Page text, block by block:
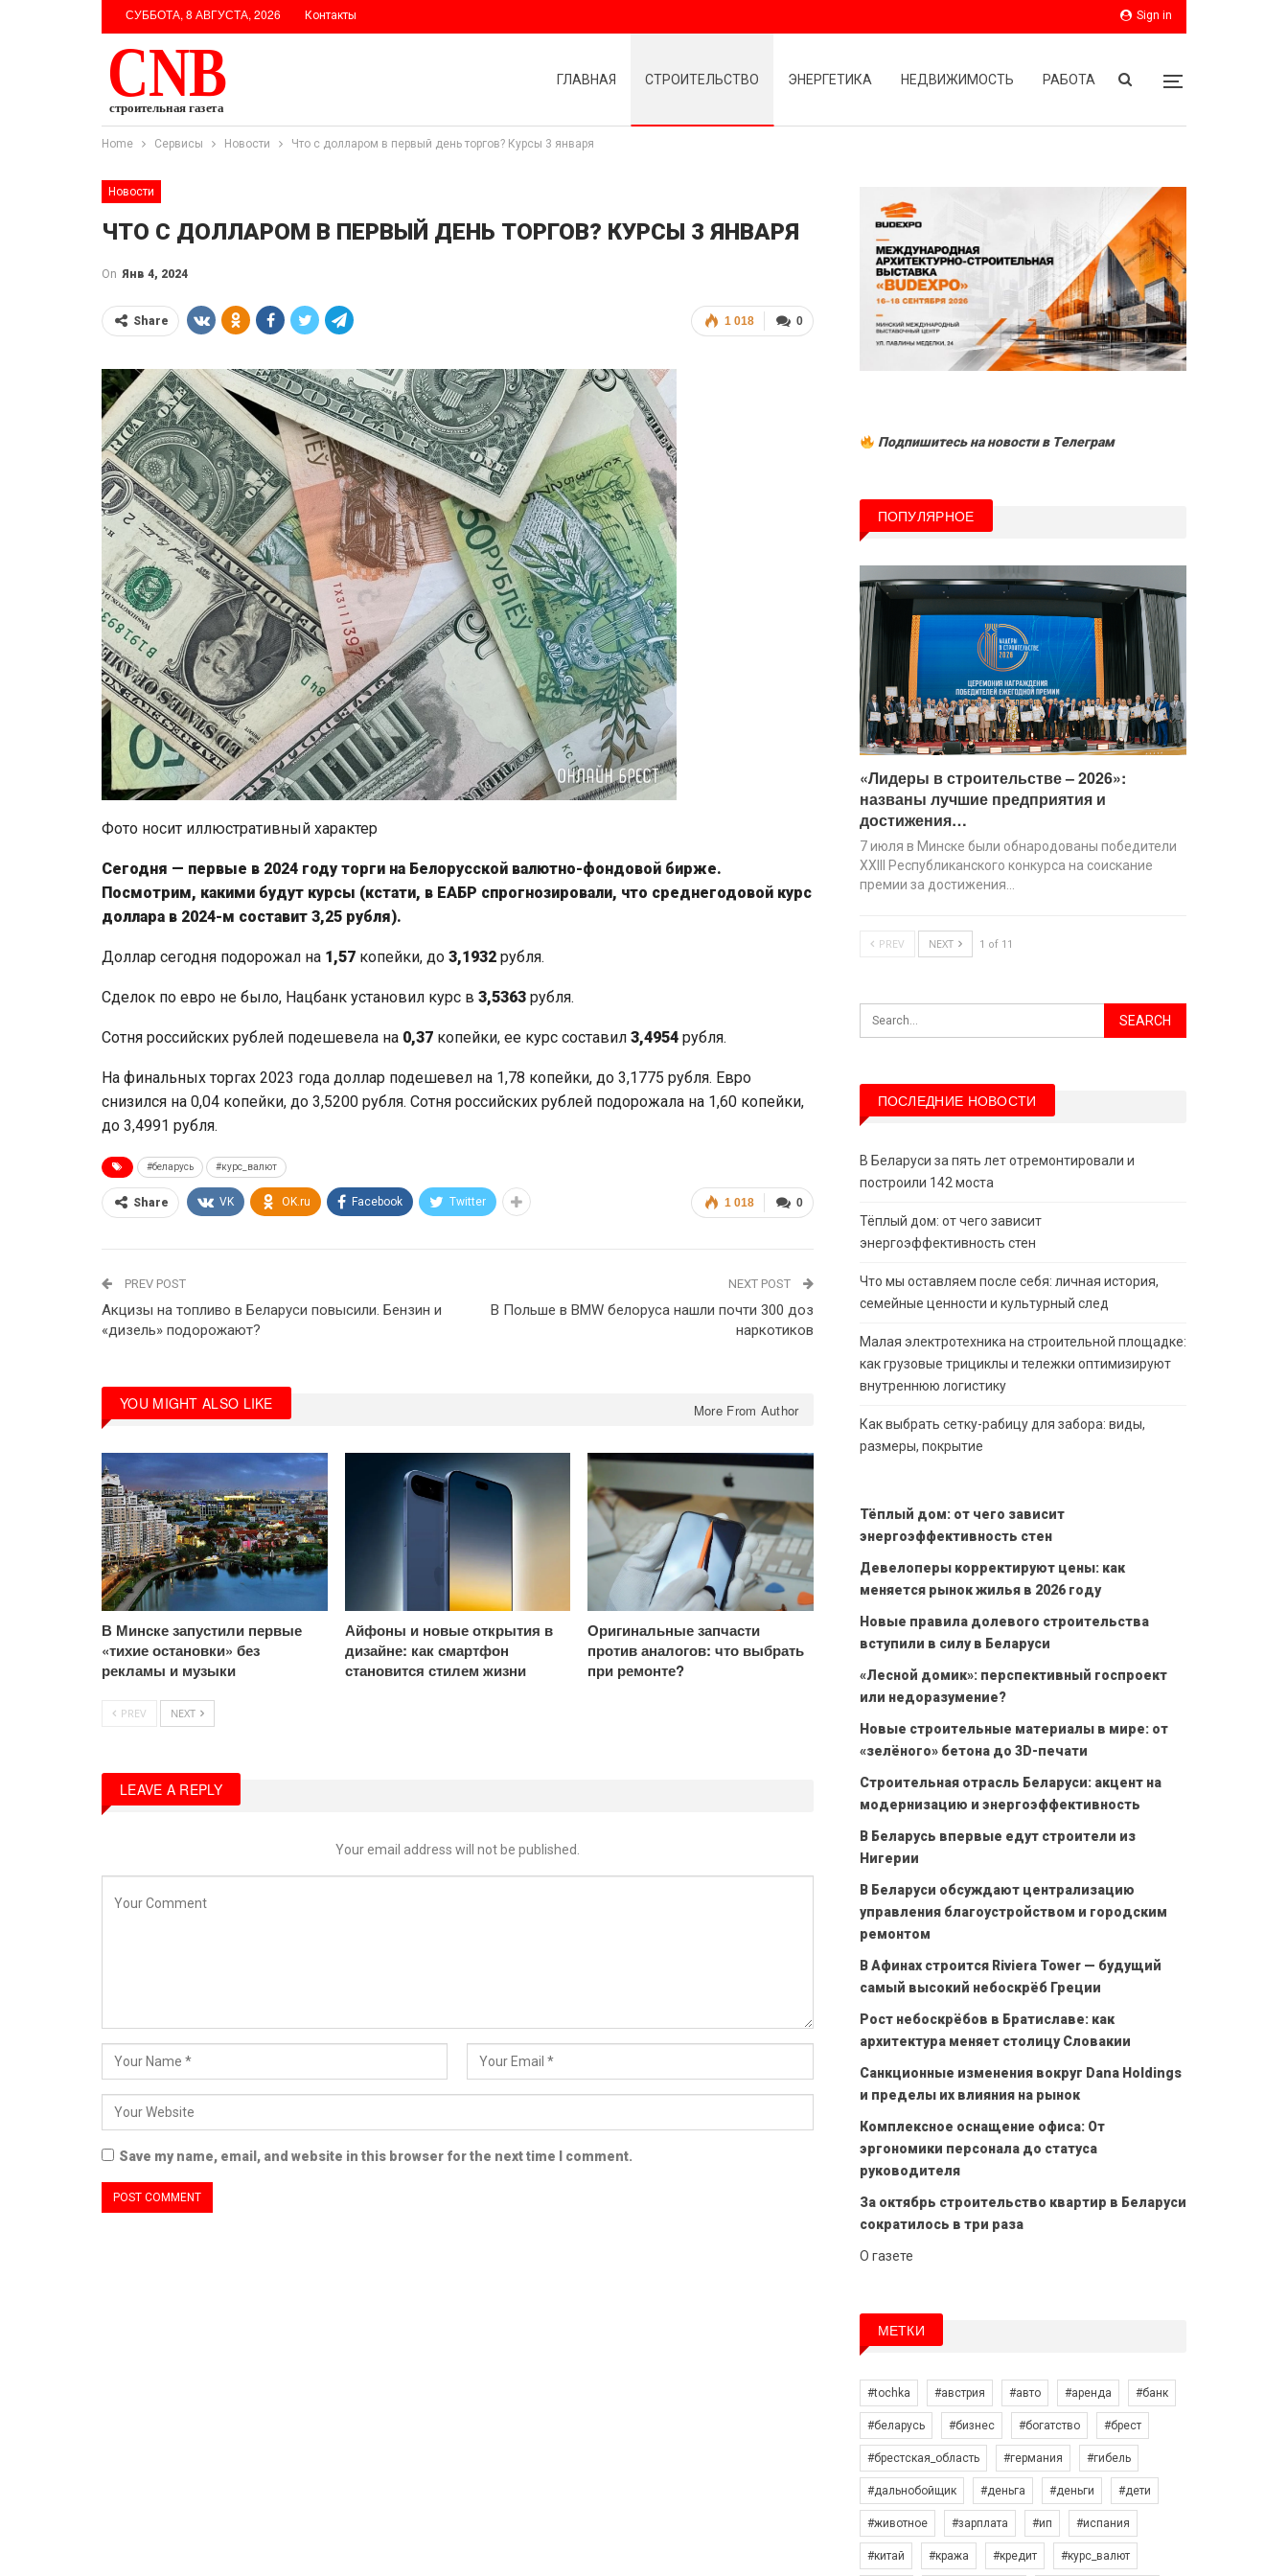
Sign in
СУББОТА, 8 АВГУСТА, 2026 Контакты
ГЛАВНАЯ СТРОИТЕЛЬСТВО ЭНЕРГЕТИКА НЕДВИЖИМОСТЬ РАБОТА
Home Сервисы Новости Что с долларом в первый день торгов? Курсы 3 января
Новости
ЧТО С ДОЛЛАРОМ В ПЕРВЫЙ ДЕНЬ ТОРГОВ? КУРСЫ 3 ЯНВАРЯ
On Янв 4, 2024
0
1 018
Share
Фото носит иллюстративный характер
Сегодня — первые в 2024 году торги на Белорусской валютно-фондовой бирже.
Посмотрим, какими будут курсы (кстати, в ЕАБР спрогнозировали, что среднегодовой курс
доллара в 2024-м составит 3,25 рубля).
Доллар сегодня подорожал на 1,57 копейки, до 3,1932 рубля.
Сделок по евро не было, Нацбанк установил курс в 3,5363 рубля.
Сотня российских рублей подешевела на 0,37 копейки, ее курс составил 3,4954 рубля.
На финальных торгах 2023 года доллар подешевел на 1,78 копейки, до 3,1775 рубля. Евро
снизился на 0,04 копейки, до 3,5200 рубля. Сотня российских рублей подорожала на 1,60 копейки,
до 3,4991 рубля.
#беларусь #курс_валют
0
1 018
Share VK OK.ru Facebook Twitter
PREV POST
Акцизы на топливо в Беларуси повысили. Бензин и
«дизель» подорожают?
NEXT POST
В Польше в BMW белоруса нашли почти 300 доз
наркотиков
YOU MIGHT ALSO LIKE More From Author
В Минске запустили первые
«тихие остановки» без
рекламы и музыки
Айфоны и новые открытия в
дизайне: как смартфон
становится стилем жизни
Оригинальные запчасти
против аналогов: что выбрать
при ремонте?
PREV NEXT
LEAVE A REPLY
Your email address will not be published.
Save my name, email, and website in this browser for the next time I comment.
Подпишитесь на новости в Tелеграм
ПОПУЛЯРНОЕ
«Лидеры в строительстве – 2026»:
названы лучшие предприятия и
достижения…
7 июля в Минске были обнародованы победители
XХIII Республиканского конкурса на соискание
премии за достижения…
PREV NEXT 1 of 11
ПОСЛЕДНИЕ НОВОСТИ
В Беларуси за пять лет отремонтировали и
построили 142 моста
Тёплый дом: от чего зависит
энергоэффективность стен
Что мы оставляем после себя: личная история,
семейные ценности и культурный след
Малая электротехника на строительной площадке:
как грузовые трициклы и тележки оптимизируют
внутреннюю логистику
Как выбрать сетку-рабицу для забора: виды,
размеры, покрытие
Тёплый дом: от чего зависит
энергоэффективность стен
Девелоперы корректируют цены: как
меняется рынок жилья в 2026 году
Новые правила долевого строительства
вступили в силу в Беларуси
«Лесной домик»: перспективный госпроект
или недоразумение?
Новые строительные материалы в мире: от
«зелёного» бетона до 3D-печати
Строительная отрасль Беларуси: акцент на
модернизацию и энергоэффективность
В Беларусь впервые едут строители из
Нигерии
В Беларуси обсуждают централизацию
управления благоустройством и городским
ремонтом
В Афинах строится Riviera Tower — будущий
самый высокий небоскрёб Греции
Рост небоскрёбов в Братиславе: как
архитектура меняет столицу Словакии
Санкционные изменения вокруг Dana Holdings
и пределы их влияния на рынок
Комплексное оснащение офиса: От
эргономики персонала до статуса
руководителя
За октябрь строительство квартир в Беларуси
сократилось в три раза
О газете
МЕТКИ
#tochka #австрия #авто #аренда #банк
#беларусь #бизнес #богатство #брест
#брестская_область #германия #гибель
#дальнобойщик #деньга #деньги #дети
#животное #зарплата #ип #испания
#китай #кража #кредит #курс_валют